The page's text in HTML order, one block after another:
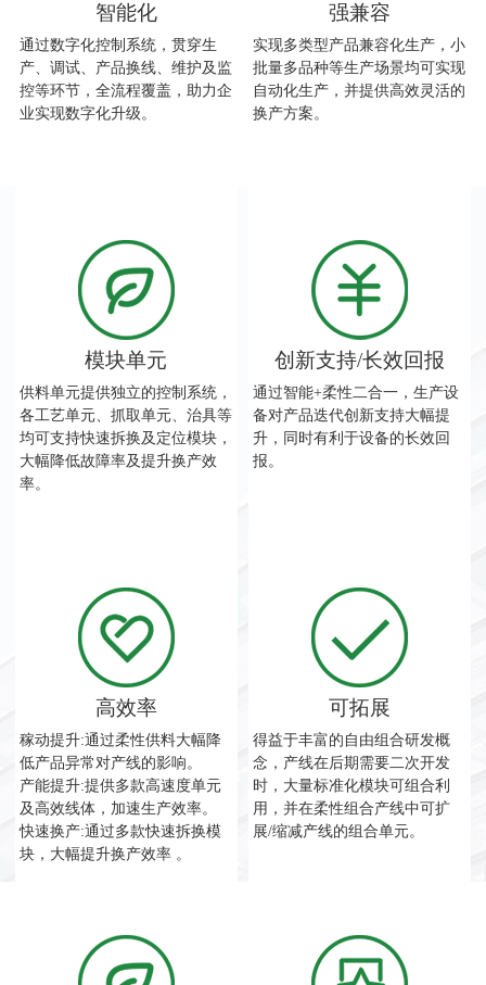
智能化
通过数字化控制系统，贯穿生
产、调试、产品换线、维护及监
控等环节，全流程覆盖，助力企
业实现数字化升级。
强兼容
实现多类型产品兼容化生产，小
批量多品种等生产场景均可实现
自动化生产，并提供高效灵活的
换产方案。
模块单元
供料单元提供独立的控制系统，
各工艺单元、抓取单元、治具等
均可支持快速拆换及定位模块，
大幅降低故障率及提升换产效
率。
创新支持/长效回报
通过智能+柔性二合一，生产设
备对产品迭代创新支持大幅提
升，同时有利于设备的长效回
报。
高效率
稼动提升:通过柔性供料大幅降
低产品异常对产线的影响。
产能提升:提供多款高速度单元
及高效线体，加速生产效率。
快速换产:通过多款快速拆换模
块，大幅提升换产效率 。
可拓展
得益于丰富的自由组合研发概
念，产线在后期需要二次开发
时，大量标准化模块可组合利
用，并在柔性组合产线中可扩
展/缩减产线的组合单元。